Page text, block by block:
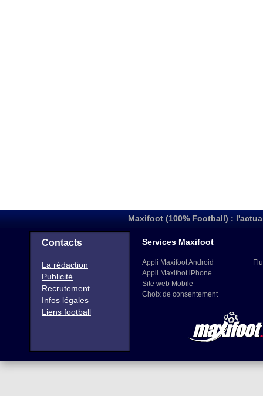
Maxifoot (100% Football) :
Contacts
La rédaction
Publicité
Recrutement
Infos légales
Liens football
Services Maxifoot
Appli Maxifoot Android
Appli Maxifoot iPhone
Site web Mobile
Choix de consentement